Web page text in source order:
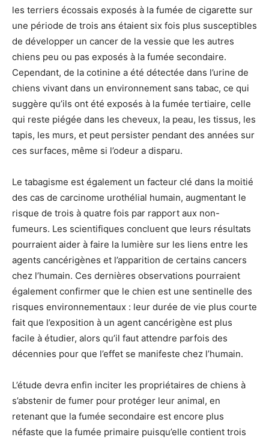
les terriers écossais exposés à la fumée de cigarette sur
une période de trois ans étaient six fois plus susceptibles
de développer un cancer de la vessie que les autres
chiens peu ou pas exposés à la fumée secondaire.
Cependant, de la cotinine a été détectée dans l’urine de
chiens vivant dans un environnement sans tabac, ce qui
suggère qu’ils ont été exposés à la fumée tertiaire, celle
qui reste piégée dans les cheveux, la peau, les tissus, les
tapis, les murs, et peut persister pendant des années sur
ces surfaces, même si l’odeur a disparu.
Le tabagisme est également un facteur clé dans la moitié
des cas de carcinome urothélial humain, augmentant le
risque de trois à quatre fois par rapport aux non-
fumeurs. Les scientifiques concluent que leurs résultats
pourraient aider à faire la lumière sur les liens entre les
agents cancérigènes et l’apparition de certains cancers
chez l’humain. Ces dernières observations pourraient
également confirmer que le chien est une sentinelle des
risques environnementaux : leur durée de vie plus courte
fait que l’exposition à un agent cancérigène est plus
facile à étudier, alors qu’il faut attendre parfois des
décennies pour que l’effet se manifeste chez l’humain.
L’étude devra enfin inciter les propriétaires de chiens à
s’abstenir de fumer pour protéger leur animal, en
retenant que la fumée secondaire est encore plus
néfaste que la fumée primaire puisqu’elle contient trois